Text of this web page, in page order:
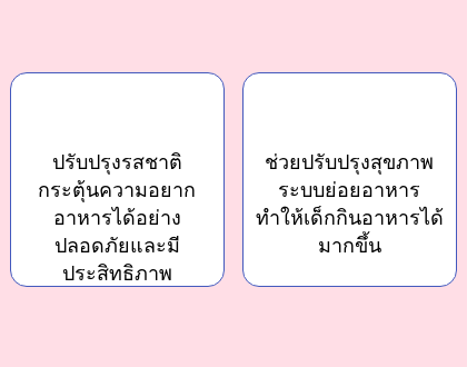
ปรับปรุงรสชาติ
กระตุ้นความอยาก
อาหารได้อย่าง
ปลอดภัยและมี
ประสิทธิภาพ
ช่วยปรับปรุงสุขภาพ
ระบบย่อยอาหาร
ทำให้เด็กกินอาหารได้
มากขึ้น